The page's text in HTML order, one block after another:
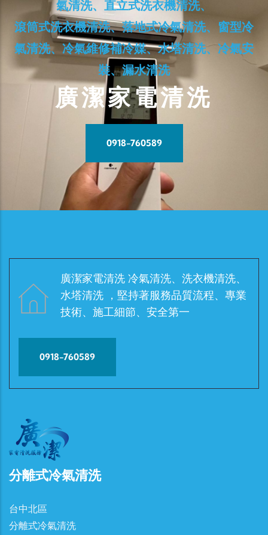
氣清洗、直立式洗衣機清洗、
滾筒式洗衣機清洗、落地式冷氣清洗、窗型冷
氣清洗、冷氣維修補冷媒、水塔清洗、冷氣安
裝、漏水清洗
廣潔家電清洗
0918-760589
廣潔家電清洗 冷氣清洗、洗衣機清洗、
水塔清洗 ，堅持著服務品質流程、專業
技術、施工細節、安全第一
0918-760589
分離式冷氣清洗
台中北區
分離式冷氣清洗